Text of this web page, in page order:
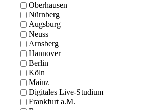
Oberhausen
Nürnberg
Augsburg
Neuss
Arnsberg
Hannover
Berlin
Köln
Mainz
Digitales Live-Studium
Frankfurt a.M.